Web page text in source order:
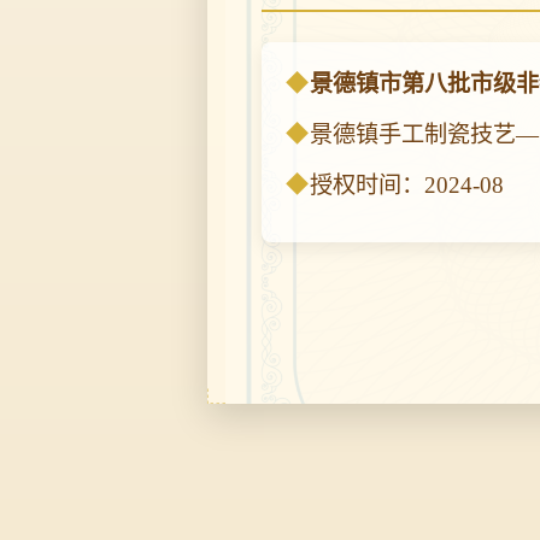
景德镇市第八批市级
景德镇手工制瓷技艺
授权时间：2024-08